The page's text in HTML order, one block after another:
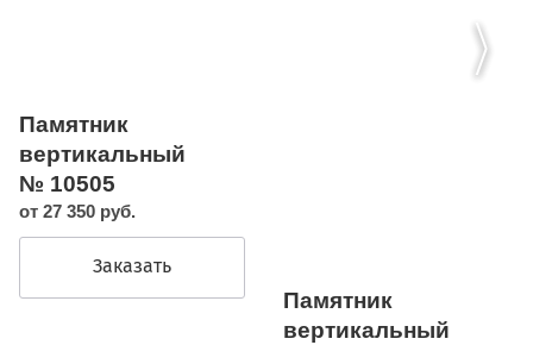
Памятник
вертикальный
№ 10505
от 27 350 руб.
Заказать
Памятник
вертикальный